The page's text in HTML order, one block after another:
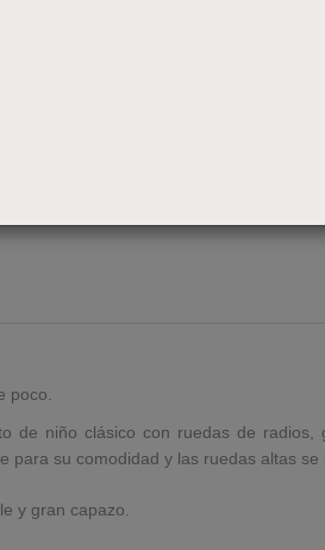
poco.
de niño clásico con ruedas de
para su comodidad y las ruedas altas
y gran capazo.